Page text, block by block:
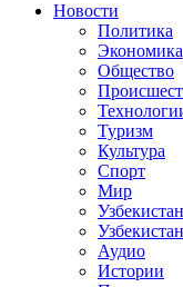
Новости
Политика
Экономика
Общество
Туризм
Культура
Спорт
Мир
Аудио
Истории